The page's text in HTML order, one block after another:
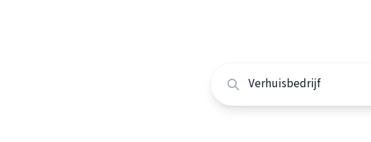
Loodgieter
Slotenmaker